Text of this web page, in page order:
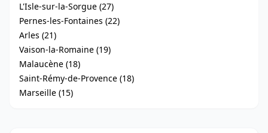
L'Isle-sur-la-Sorgue (27)
Pernes-les-Fontaines (22)
Arles (21)
Vaison-la-Romaine (19)
Malaucène (18)
Saint-Rémy-de-Provence (18)
Marseille (15)